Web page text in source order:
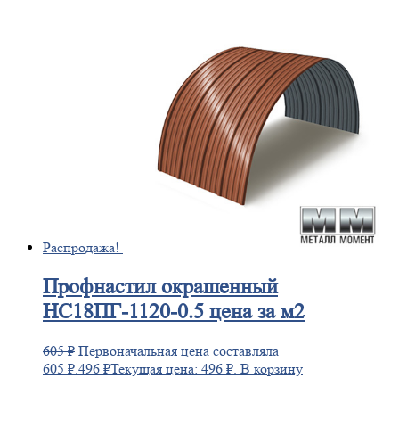
Распродажа!
Профнастилокрашенный
НС18ПГ-1120-0.5 цена за м2
605₽ Первоначальная цена составляла
605 ₽. 496 ₽Текущая цена: 496 ₽. В корзину